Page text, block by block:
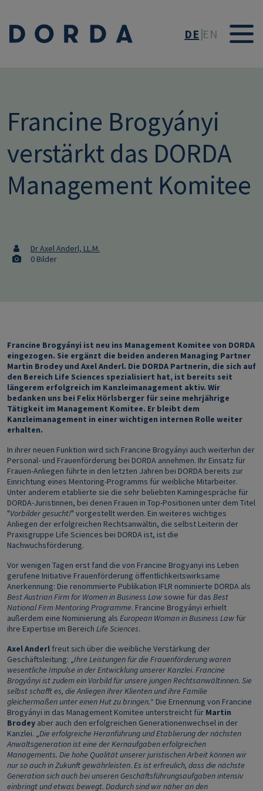
DE EN
Francine Brogyányi
verstärkt das DORDA
Management Komitee
Dr Axel Anderl, LL.M.
0 Bilder
Francine Brogyányi ist neu ins Management Komitee von DORDA
eingezogen. Sie ergänzt die beiden anderen Managing Partner
Martin Brodey und Axel Anderl. Die DORDA Partnerin, die sich auf
den Bereich Life Sciences spezialisiert hat, ist bereits seit
längerem erfolgreich im Kanzleimanagement aktiv. Wir
bedanken uns bei Felix Hörlsberger für seine mehrjährige
Tätigkeit im Management Komitee. Er bleibt dem
Kanzleimanagement in einer wichtigen internen Rolle weiter
erhalten.
In ihrer neuen Funktion wird sich Francine Brogyányi auch weiterhin der
Personal- und Frauenförderung bei DORDA annehmen. Ihr Einsatz für
Frauen-Anliegen führte in den letzten Jahren bei DORDA bereits zur
Einrichtung eines Mentoring-Programms für weibliche Mitarbeiter.
Unter anderem etablierte sie die sehr beliebten Kamingespräche für
DORDA-Juristinnen, bei denen Frauen in Top-Positionen unter dem Titel
"Vorbilder gesucht!" vorgestellt werden. Ein weiteres wichtiges
Anliegen der erfolgreichen Rechtsanwältin, die selbst Leiterin der
Praxisgruppe Life Sciences bei DORDA ist, ist die
Nachwuchsförderung.
Vor wenigen Tagen erst fand die von Francine Brogyanyi ins Leben
gerufene Initiative Frauenförderung öffentlichkeitswirksame
Anerkennung: Die renommierte Publikation IFLR nominierte DORDA als
Best Austrian Firm for Women in Business Law sowie für das Best
National Firm Mentoring Programme. Francine Brogyányi erhielt
außerdem eine Nominierung als European Woman in Business Law für
ihre Expertise im Bereich Life Sciences.
Axel Anderl freut sich über die weibliche Verstärkung der
Geschäftsleitung: „Ihre Leistungen für die Frauenförderung waren
wesentliche Impulse in der Entwicklung unserer Kanzlei. Francine
Brogyányi ist zudem ein Vorbild für unsere jungen Rechtsanwältinnen. Sie
selbst schafft es, die Anliegen ihrer Klienten und ihre Familie
gleichermaßen unter einen Hut zu bringen.“ Die Ernennung von Francine
Brogyányi in das Management Komitee unterstreicht für Martin
Brodey aber auch den erfolgreichen Generationenwechsel in der
Kanzlei. „Die erfolgreiche Heranführung und Etablierung der nächsten
Anwaltsgeneration ist eine der Kernaufgaben erfolgreichen
Managements. Die hohe Qualität unserer juristischen Arbeit können wir
nur so auch in Zukunft gewährleisten. Es ist erfreulich, dass die nächste
Generation sich auch bei unseren Geschäftsführungsaufgaben intensiv
einbringt und etwas bewegt. Dadurch sind wir näher an den